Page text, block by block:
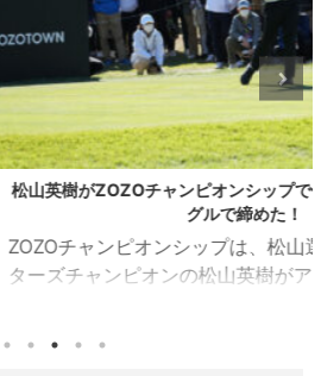
2021/10/24
オンシップで優勝！！最後は、イー
プは、松山選手が優勝！ マス
山英樹がアメリカPGAツアー